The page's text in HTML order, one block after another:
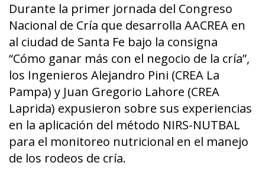
Durante la primer jornada del Congreso
Nacional de Cría que desarrolla AACREA en
al ciudad de Santa Fe bajo la consigna
“Cómo ganar más con el negocio de la cría”,
los Ingenieros Alejandro Pini (CREA La
Pampa) y Juan Gregorio Lahore (CREA
Laprida) expusieron sobre sus experiencias
en la aplicación del método NIRS-NUTBAL
para el monitoreo nutricional en el manejo
de los rodeos de cría.